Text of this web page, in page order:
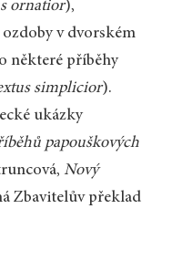
ornatior),
ozdoby v dvorském
některé příběhy
simplicior).
ukázky
papouškových
Nový
Zbavitelův překlad